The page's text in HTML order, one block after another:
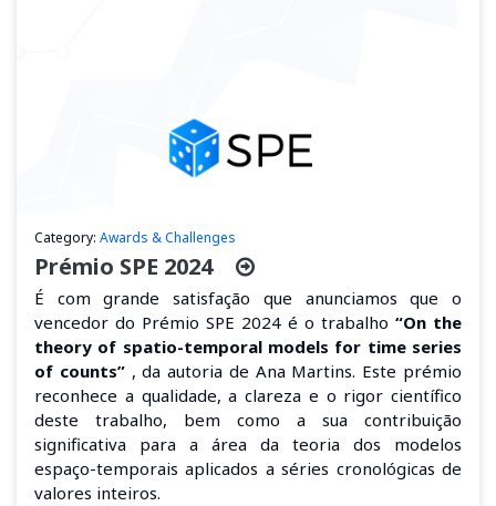
Category: Awards & Challenges
Prémio SPE 2024
É com grande satisfação que anunciamos que o
vencedor do Prémio SPE 2024 é o trabalho “On the
theory of spatio-temporal models for time series
of counts”, da autoria de Ana Martins. Este prémio
reconhece a qualidade, a clareza e o rigor científico
deste trabalho, bem como a sua contribuição
significativa para a área da teoria dos modelos
espaço-temporais aplicados a séries cronológicas de
valores inteiros.